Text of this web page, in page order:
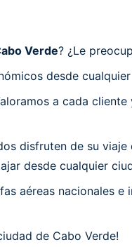
Verde? ¿Le
desde
a cada
disfruten de su
desde cualquier
aéreas nacionales
de Cabo Verde!